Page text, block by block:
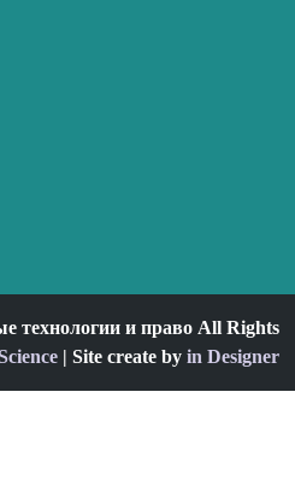
технологии и право All Rights
| Site create by in Designer